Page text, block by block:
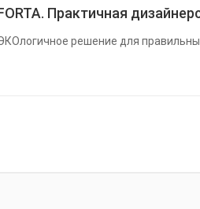
Практичная
решение для